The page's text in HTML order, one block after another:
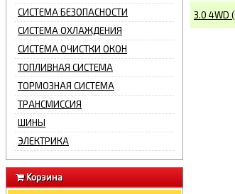
СИСТЕМА БЕЗОПАСНОСТИ
СИСТЕМА ОХЛАЖДЕНИЯ
СИСТЕМА ОЧИСТКИ ОКОН
ТОПЛИВНАЯ СИСТЕМА
ТОРМОЗНАЯ СИСТЕМА
ТРАНСМИССИЯ
ШИНЫ
ЭЛЕКТРИКА
Корзина
3.0 4WD